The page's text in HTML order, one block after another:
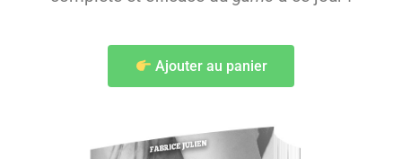
Ajouter au panier